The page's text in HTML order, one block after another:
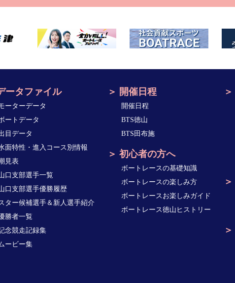
ータファイル
ーターデータ
ートデータ
目データ
面特性・進入コース別情報
見表
口支部選手一覧
口支部選手優勝履歴
ター候補選手＆新人選手紹介
勝者一覧
念競走記録集
ービー集
開催日程
開催日程
BTS徳山
BTS田布施
初心者の方へ
ボートレースの基礎知識
ボートレースの楽しみ方
ボートレースお楽しみガイド
ボートレース徳山ヒストリー